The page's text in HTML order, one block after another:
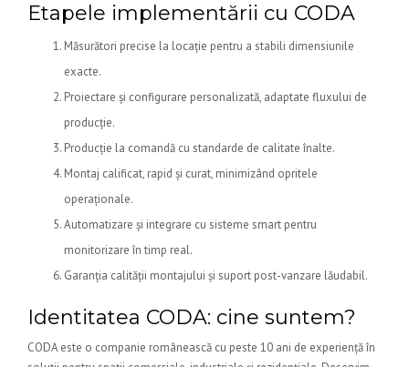
Etapele implementării cu CODA
Măsurători precise la locație pentru a stabili dimensiunile
exacte.
Proiectare și configurare personalizată, adaptate fluxului de
producție.
Producție la comandă cu standarde de calitate înalte.
Montaj calificat, rapid și curat, minimizând opritele
operaționale.
Automatizare și integrare cu sisteme smart pentru
monitorizare în timp real.
Garanția calității montajului și suport post-vanzare lăudabil.
Identitatea CODA: cine suntem?
CODA este o companie românească cu peste 10 ani de experiență în